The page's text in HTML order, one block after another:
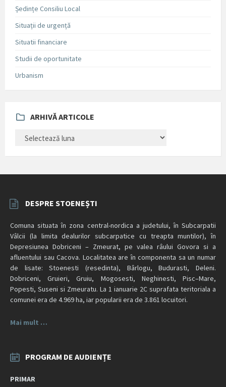
Ședințe Consiliu Local
Situații de urgență
Situatii financiare
Studii de oportunitate
Urbanism
ARHIVĂ ARTICOLE
ARTICOLE
DESPRE STOENEȘTI
Comuna situata în zona central-nordica a judetului, în Subcarpatii
Vâlcii (la limita dealurilor subcarpatice cu treapta muntilor), în
Depresiunea Dobriceni – Zmeurat, pe valea râului Govora si a
afluentului sau Cacova. Localitatea are în componenta sa un numar
de lisate: Stoenesti (resedinta), Bârlogu, Budurasti, Deleni.
Dobriceni, Gruieri, Gruiu, Mogosesti, Neghinesti, Pisc–Mare,
Popesti, Suseni si Zmeuratu. La 1 ianuarie 2C suprafata teritoriala a
comunei era de 4.969 ha, iar popularii era de 3.861 locuitori.
Mai mult …
PROGRAM DE AUDIENȚE
PRIMAR